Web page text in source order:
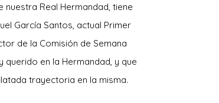
nuestra Real Hermandad, tiene
García Santos, actual Primer
de la Comisión de Semana
querido en la Hermandad, y que
trayectoria en la misma.